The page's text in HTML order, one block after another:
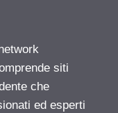
siti
che
ed esperti